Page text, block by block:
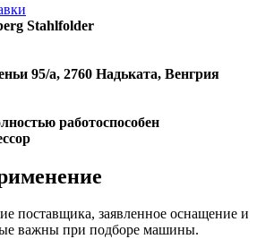
Stahlfolder
95/а, 2760 Надьката, Венгрия
работоспособен
поставщика, заявленное оснащение и
важны при подборе машины.